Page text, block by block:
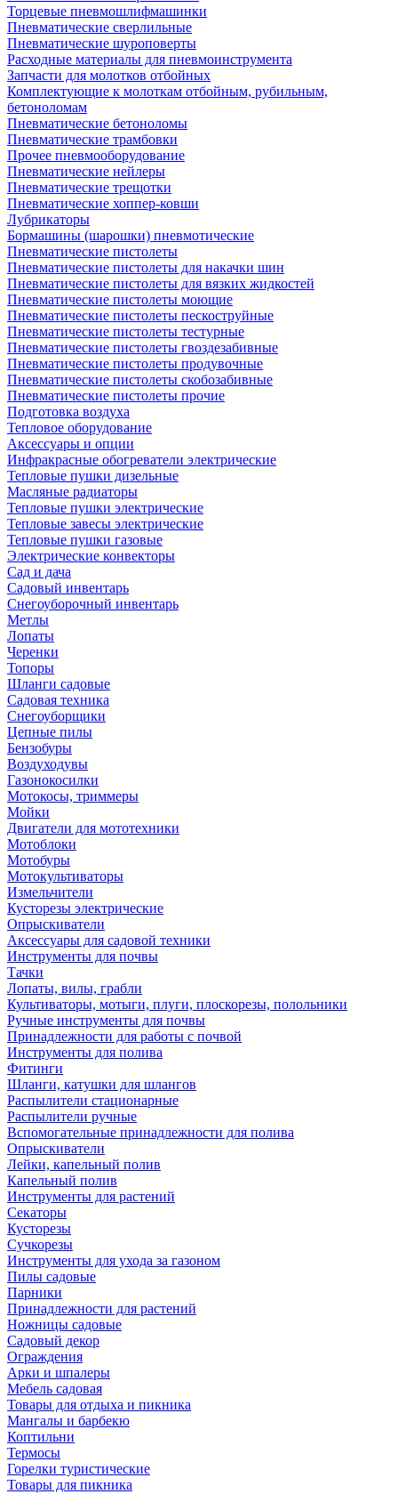
Торцевые пневмошлифмашинки
Пневматические сверлильные
Пневматические шуроповерты
Расходные материалы для пневмоинструмента
Запчасти для молотков отбойных
Комплектующие к молоткам отбойным, рубильным,
бетоноломам
Пневматические бетоноломы
Пневматические трамбовки
Прочее пневмооборудование
Пневматические нейлеры
Пневматические трещотки
Пневматические хоппер-ковши
Лубрикаторы
Бормашины (шарошки) пневмотические
Пневматические пистолеты
Пневматические пистолеты для накачки шин
Пневматические пистолеты для вязких жидкостей
Пневматические пистолеты моющие
Пневматические пистолеты пескоструйные
Пневматические пистолеты тестурные
Пневматические пистолеты гвоздезабивные
Пневматические пистолеты продувочные
Пневматические пистолеты скобозабивные
Пневматические пистолеты прочие
Подготовка воздуха
Тепловое оборудование
Аксессуары и опции
Инфракрасные обогреватели электрические
Тепловые пушки дизельные
Масляные радиаторы
Тепловые пушки электрические
Тепловые завесы электрические
Тепловые пушки газовые
Электрические конвекторы
Сад и дача
Садовый инвентарь
Снегоуборочный инвентарь
Метлы
Лопаты
Черенки
Топоры
Шланги садовые
Садовая техника
Снегоуборщики
Цепные пилы
Бензобуры
Воздуходувы
Газонокосилки
Мотокосы, триммеры
Мойки
Двигатели для мототехники
Мотоблоки
Мотобуры
Мотокультиваторы
Измельчители
Кусторезы электрические
Опрыскиватели
Аксессуары для садовой техники
Инструменты для почвы
Тачки
Лопаты, вилы, грабли
Культиваторы, мотыги, плуги, плоскорезы, полольники
Ручные инструменты для почвы
Принадлежности для работы с почвой
Инструменты для полива
Фитинги
Шланги, катушки для шлангов
Распылители стационарные
Распылители ручные
Вспомогательные принадлежности для полива
Опрыскиватели
Лейки, капельный полив
Капельный полив
Инструменты для растений
Секаторы
Кусторезы
Сучкорезы
Инструменты для ухода за газоном
Пилы садовые
Парники
Принадлежности для растений
Ножницы садовые
Садовый декор
Ограждения
Арки и шпалеры
Мебель садовая
Товары для отдыха и пикника
Мангалы и барбекю
Коптильни
Термосы
Горелки туристические
Товары для пикника